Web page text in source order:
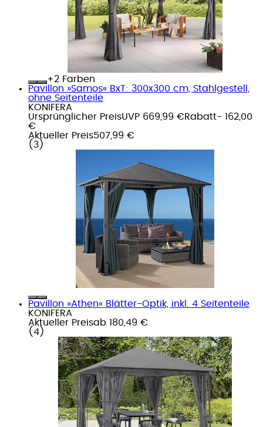
+
Farben
Pavillon »Samos« BxT: 300x300 cm, Stahlgestell,
ohne Seitenteile
KONIFERA
Ursprünglicher PreisUVP 669,99 €Rabatt- 162,00
€
Aktueller Preis507,99 €
( 3 )
Pavillon »Athen« Blätter-Optik, inkl. 4 Seitenteile
KONIFERA
Aktueller Preisab 180,49 €
( 4 )